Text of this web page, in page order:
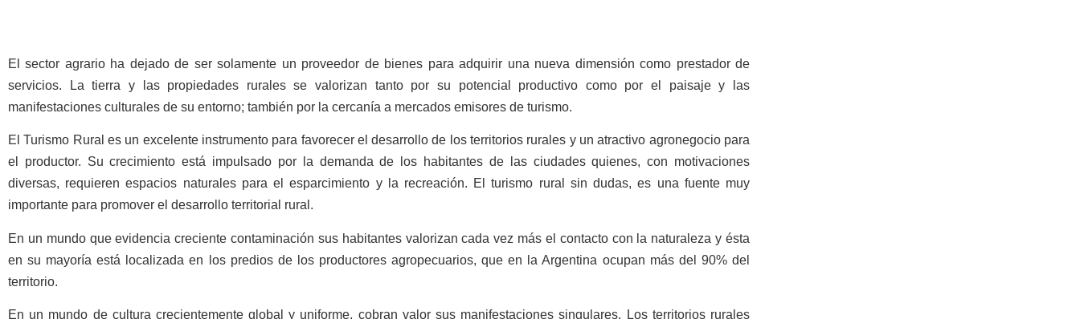
El sector agrario ha dejado de ser solamente un proveedor de bienes para adquirir una nueva dimensión como prestador de
servicios. La tierra y las propiedades rurales se valorizan tanto por su potencial productivo como por el paisaje y las
manifestaciones culturales de su entorno; también por la cercanía a mercados emisores de turismo.
El Turismo Rural es un excelente instrumento para favorecer el desarrollo de los territorios rurales y un atractivo agronegocio para
el productor. Su crecimiento está impulsado por la demanda de los habitantes de las ciudades quienes, con motivaciones
diversas, requieren espacios naturales para el esparcimiento y la recreación. El turismo rural sin dudas, es una fuente muy
importante para promover el desarrollo territorial rural.
En un mundo que evidencia creciente contaminación sus habitantes valorizan cada vez más el contacto con la naturaleza y ésta
en su mayoría está localizada en los predios de los productores agropecuarios, que en la Argentina ocupan más del 90% del
territorio.
En un mundo de cultura crecientemente global y uniforme, cobran valor sus manifestaciones singulares. Los territorios rurales